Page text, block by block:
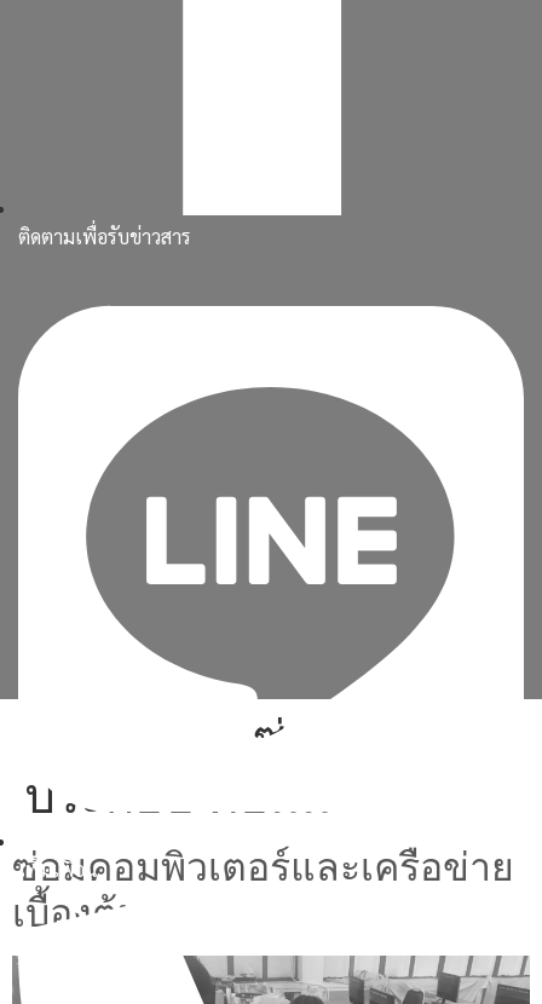
ติดตามเพื่อรับข่าวสาร
เพิ่มเพื่อน
เรียน ซ่อม
ประกอบ คอมม
ซ่อมคอมพิวเตอร์และเครือข่าย
เบื้องต้น